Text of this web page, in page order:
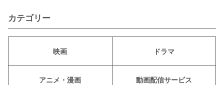
カテゴリー
映画 ドラマ
アニメ・漫画 動画配信サービス